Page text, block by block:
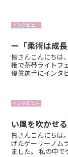
インタビュー
ー「柔術は成
皆さんこんにちは
権で茶帯ライトフ
優眞選手にインタ
インタビュー
い風を吹かせる
皆さんこんにちは
げたゲーリーノム
ました。 私の中